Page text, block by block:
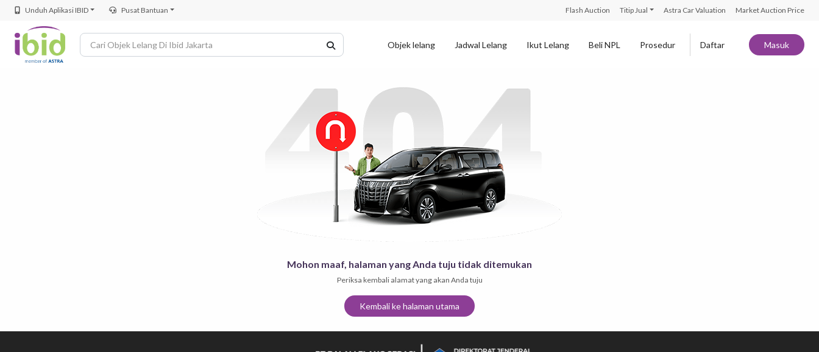
Unduh Aplikasi IBID Pusat Bantuan Flash Auction Titip Jual Astra Car Valuation Market Auction Price
Objek lelang Jadwal Lelang Ikut Lelang Beli NPL Prosedur Daftar Masuk
Mohon maaf, halaman yang Anda tuju tidak ditemukan
Periksa kembali alamat yang akan Anda tuju
Kembali ke halaman utama